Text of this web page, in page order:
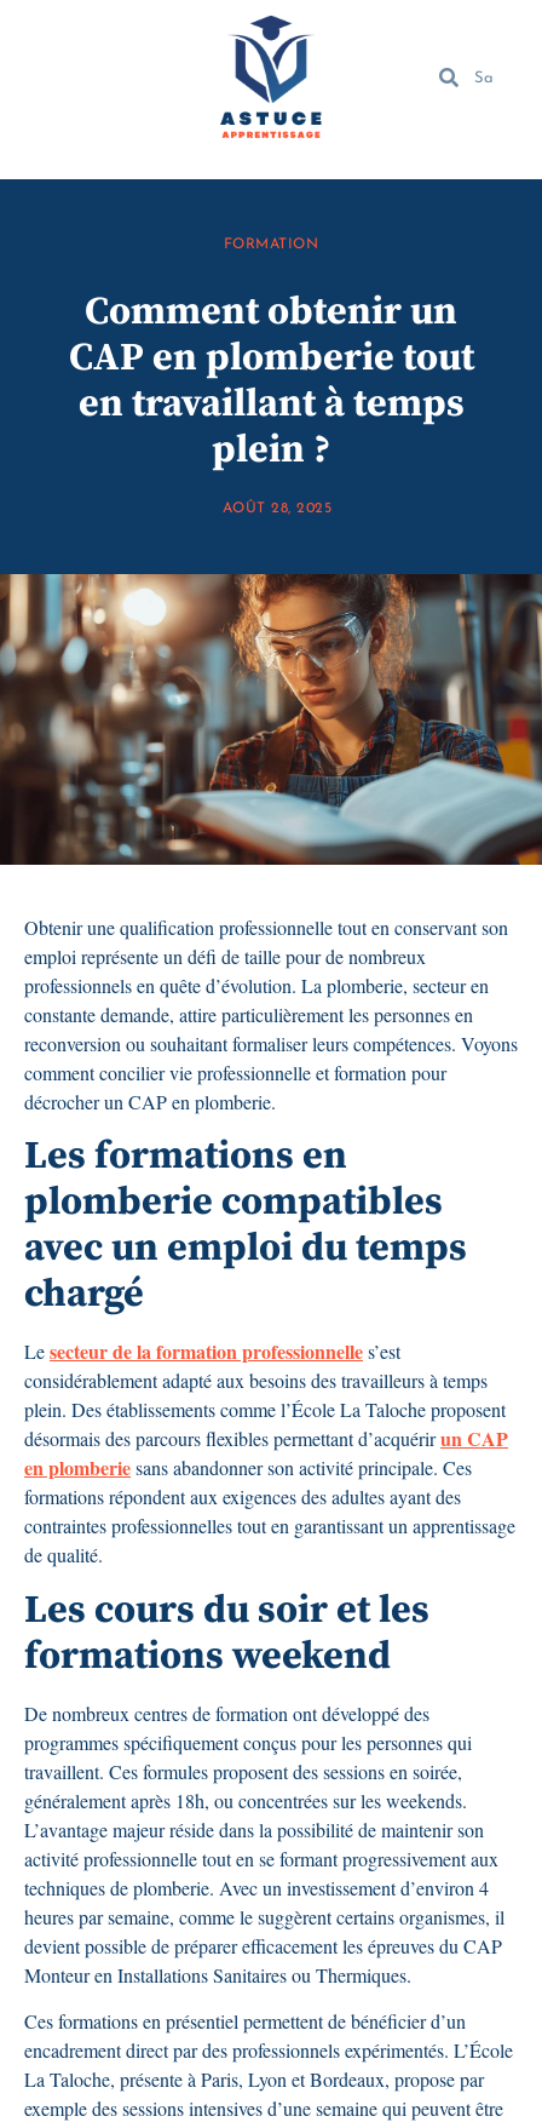
FORMATION
Comment obtenir un
CAP en plomberie tout
en travaillant à temps
plein ?
AOÛT 28, 2025
Obtenir une qualification professionnelle tout en conservant son
emploi représente un défi de taille pour de nombreux
professionnels en quête d’évolution. La plomberie, secteur en
constante demande, attire particulièrement les personnes en
reconversion ou souhaitant formaliser leurs compétences. Voyons
comment concilier vie professionnelle et formation pour
décrocher un CAP en plomberie.
Les formations en
plomberie compatibles
avec un emploi du temps
chargé
Lesecteur de la formation professionnelles’est
considérablement adapté aux besoins des travailleurs à temps
plein. Des établissements comme l’École La Taloche proposent
désormais des parcours flexibles permettant d’acquérirun CAP
en plomberiesans abandonner son activité principale. Ces
formations répondent aux exigences des adultes ayant des
contraintes professionnelles tout en garantissant un apprentissage
de qualité.
Les cours du soir et les
formations weekend
De nombreux centres de formation ont développé des
programmes spécifiquement conçus pour les personnes qui
travaillent. Ces formules proposent des sessions en soirée,
généralement après 18h, ou concentrées sur les weekends.
L’avantage majeur réside dans la possibilité de maintenir son
activité professionnelle tout en se formant progressivement aux
techniques de plomberie. Avec un investissement d’environ 4
heures par semaine, comme le suggèrent certains organismes, il
devient possible de préparer efficacement les épreuves du CAP
Monteur en Installations Sanitaires ou Thermiques.
Ces formations en présentiel permettent de bénéficier d’un
encadrement direct par des professionnels expérimentés. L’École
La Taloche, présente à Paris, Lyon et Bordeaux, propose par
exemple des sessions intensives d’une semaine qui peuvent être